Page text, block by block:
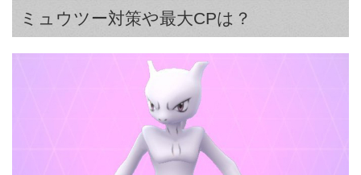
ミュウツー対策や最大CPは？